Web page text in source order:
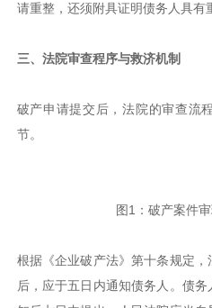
请重整，还须附具证明债务人具有
三、法院审查程序与救济机制
破产申请提交后，法院的审查流
节。
图1：破产案件
根据《企业破产法》第十条规定
后，应于五日内通知债务人。债